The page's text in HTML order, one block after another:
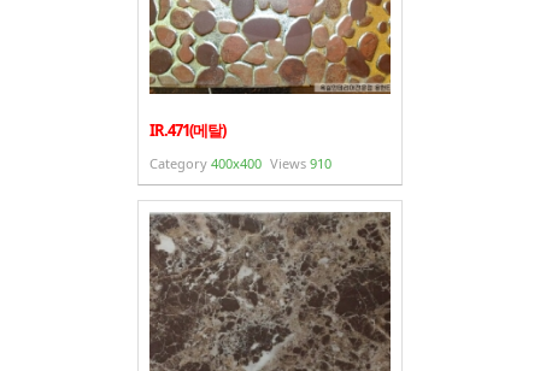
IR.471(메탈)
Category 400x400 Views 910